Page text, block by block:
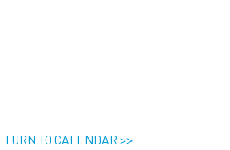
TO CALENDAR >>